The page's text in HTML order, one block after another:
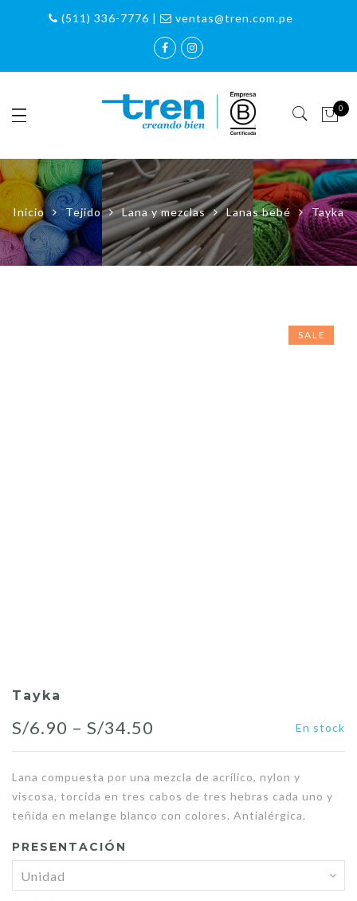
(511) 336-7776 | ventas@tren.com.pe
0
Inicio Tejido Lana y mezclas Lanas bebé Tayka
SALE
Tayka
S/6.90 – S/34.50
range:
S/6.90
through
En stock
Lana compuesta por una mezcla de acrílico, nylon y
viscosa, torcida en tres cabos de tres hebras cada uno y
teñida en melange blanco con colores. Antialérgica.
PRESENTACIÓN